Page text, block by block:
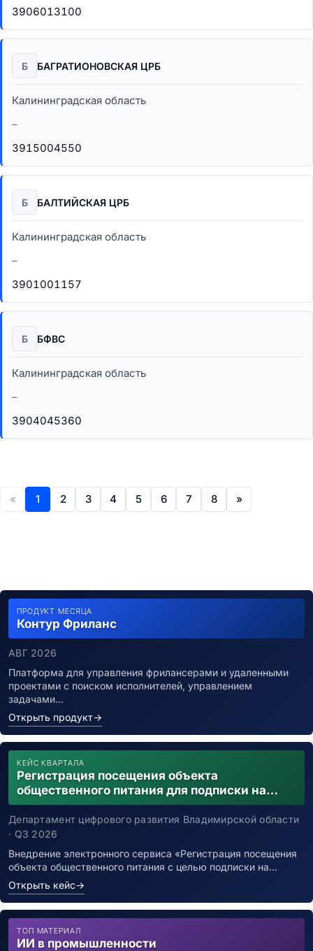
3906013100
Б БАГРАТИОНОВСКАЯ ЦРБ
Калининградская область
–
3915004550
Б БАЛТИЙСКАЯ ЦРБ
Калининградская область
–
3901001157
Б БФВС
Калининградская область
–
3904045360
« 1 2 3 4 5 6 7 8 »
ПРОДУКТ МЕСЯЦА
Контур Фриланс
АВГ 2026
Платформа для управления фрилансерами и удаленными
проектами с поиском исполнителей, управлением
задачами…
Открыть продукт→
КЕЙС КВАРТАЛА
Регистрация посещения объекта
общественного питания для подписки на
уведомления о возможном контакте с
заболевшим новой коронавирусной
инфекцией
Департамент цифрового развития Владимирской области
· Q3 2026
Внедрение электронного сервиса «Регистрация посещения
объекта общественного питания с целью подписки на…
Открыть кейс→
ТОП МАТЕРИАЛ
ИИ в промышленности